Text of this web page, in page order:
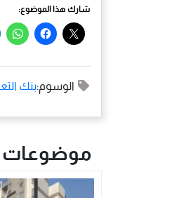
شارك هذا الموضوع:
الوسوم:بنك
موضوعات